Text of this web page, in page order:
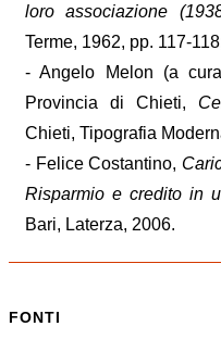
loro associazione
Terme, 1962, pp. 117-
- Angelo Melon (a
Provincia di Chieti,
Chieti, Tipografia
- Felice Costantino,
Risparmio e credito in
Bari, Laterza, 2006.
FONTI